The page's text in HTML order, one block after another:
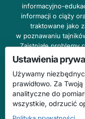
informacyjno-
informacji o ciąży
traktowane jako
w poznawaniu
Zaistniałe problemy
przypadków należy
lekarzem
dziedzinie.
nie ponosi
odpowiedzialności za
zastosowania
Ustawienia
Używamy
prawidłowo. Za
analityczne do
wszystkie, odrzucić